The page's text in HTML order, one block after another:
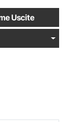
Uscite